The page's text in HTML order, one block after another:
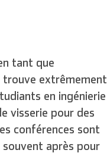
tant que
trouve extrêmement
en ingénierie
visserie pour des
conférences sont
après pour